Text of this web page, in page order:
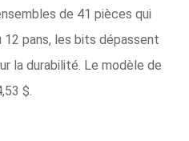
de 41 pièces qui
pans, les bits dépassent
la durabilité. Le modèle de
$.